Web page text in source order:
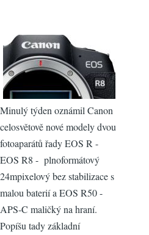
Minulý týden oznámil Canon
celosvětově nové modely dvou
fotoaparátů řady EOS R -
EOS R8 - plnoformátový
24mpixelový bez stabilizace s
malou baterií a EOS R50 -
APS-C maličký na hraní.
Popíšu tady základní